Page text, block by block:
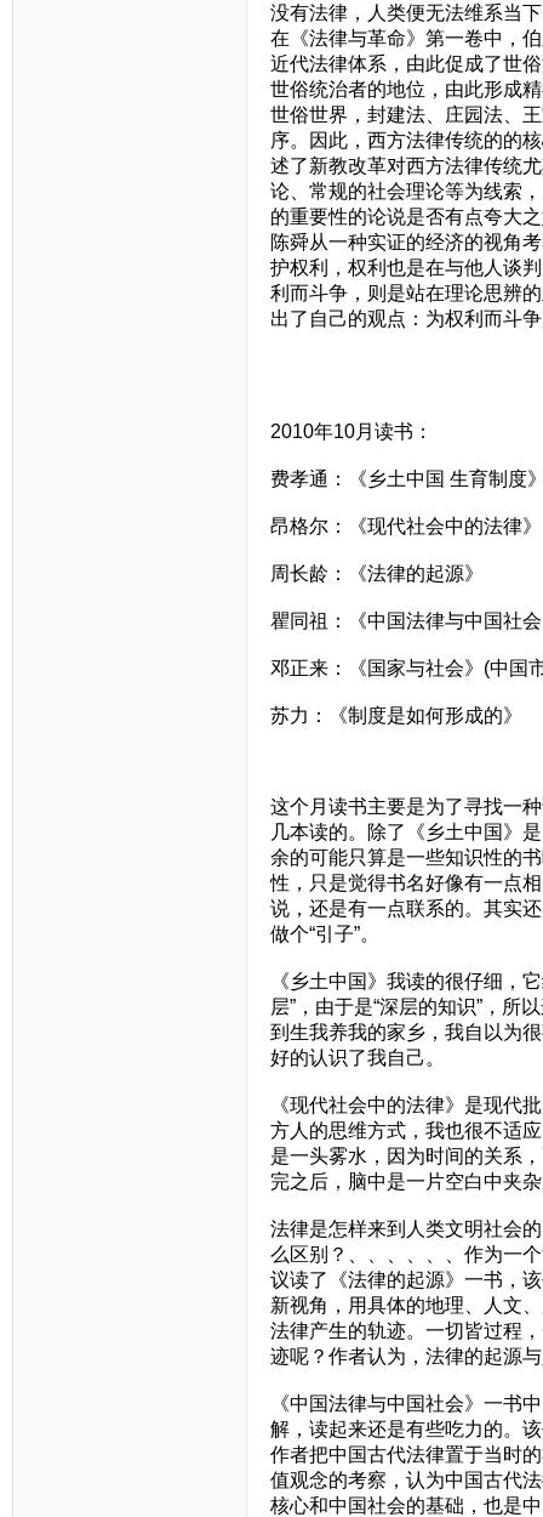
没有法律，人类便无法维系当
在《法律与革命》第一卷中，
近代法律体系，由此促成了世
世俗统治者的地位，由此形成
世俗世界，封建法、庄园法、
序。因此，西方法律传统的的
述了新教改革对西方法律传统
论、常规的社会理论等为线索
的重要性的论说是否有点夸大
陈舜从一种实证的经济的视角
护权利，权利也是在与他人谈
利而斗争，则是站在理论思辨
出了自己的观点：为权利而斗
2010年10月读书：
费孝通：《乡土中国 生育制度
昂格尔：《现代社会中的法律》
周长龄：《法律的起源》
瞿同祖：《中国法律与中国社
邓正来：《国家与社会》(中国
苏力：《制度是如何形成的》
这个月读书主要是为了寻找一
几本读的。除了《乡土中国》
余的可能只算是一些知识性的
性，只是觉得书名好像有一点
说，还是有一点联系的。其实
做个“引子”。
《乡土中国》我读的很仔细，
层”，由于是“深层的知识”，所
到生我养我的家乡，我自以为
好的认识了我自己。
《现代社会中的法律》是现代
方人的思维方式，我也很不适
是一头雾水，因为时间的关系
完之后，脑中是一片空白中夹
法律是怎样来到人类文明社会
么区别？、、、、、、作为一
议读了《法律的起源》一书，
新视角，用具体的地理、人文
法律产生的轨迹。一切皆过程
迹呢？作者认为，法律的起源
《中国法律与中国社会》一书
解，读起来还是有些吃力的。
作者把中国古代法律置于当时
值观念的考察，认为中国古代
核心和中国社会的基础，也是